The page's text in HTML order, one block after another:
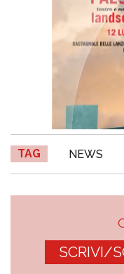
TAG NEWS
SCRIVI/